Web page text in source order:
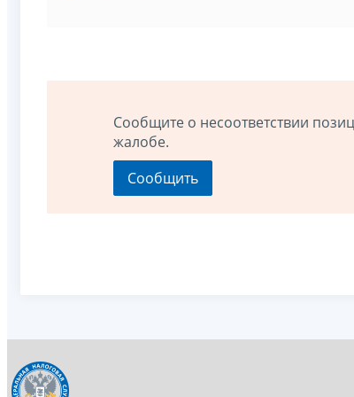
Сообщите о несоответствии
жалобе.